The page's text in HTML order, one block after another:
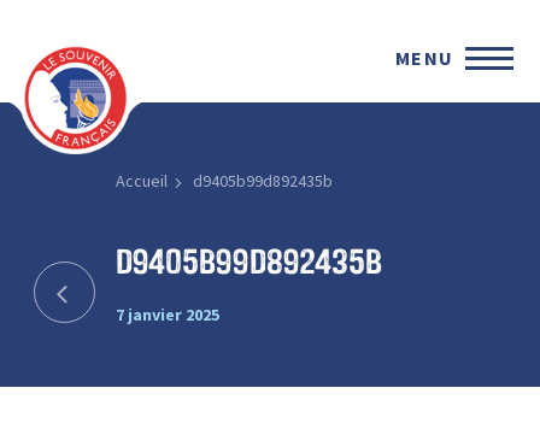
MENU
Accueil d9405b99d892435b
d9405b99d892435b
7 janvier 2025